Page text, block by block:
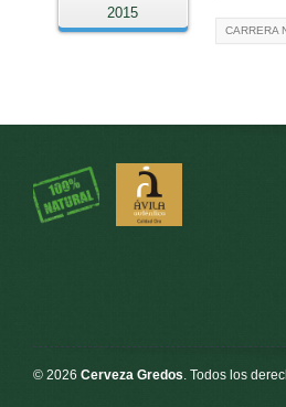
2015
CARRERA
© 2026 Cerveza Gredos. Todos los